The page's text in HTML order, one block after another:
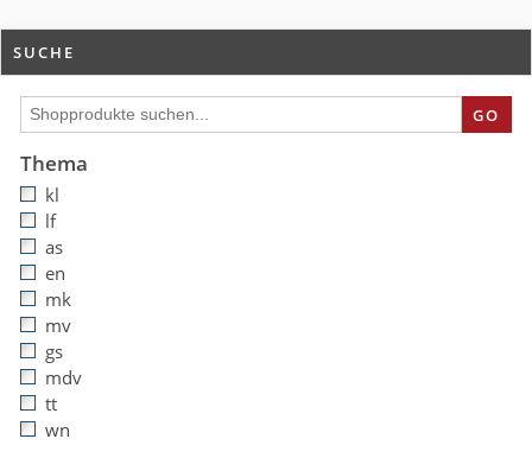
SUCHE
GO
Thema
kl
lf
as
en
mk
mv
gs
mdv
tt
wn